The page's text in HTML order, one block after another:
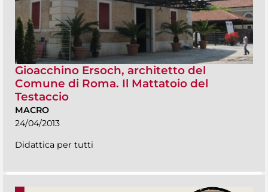
Gioacchino Ersoch, architetto del
Comune di Roma. Il Mattatoio del
Testaccio
MACRO
24/04/2013
Didattica per tutti